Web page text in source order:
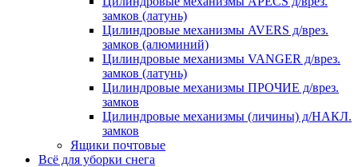
замков (латунь)
Цилиндровые механизмы AVERS д/врез.
замков (алюминий)
Цилиндровые механизмы VANGER д/врез.
замков (латунь)
Цилиндровые механизмы ПРОЧИЕ д/врез.
замков
Цилиндровые механизмы (личины) д/НАКЛ.
замков
Ящики почтовые
Всё для уборки снега